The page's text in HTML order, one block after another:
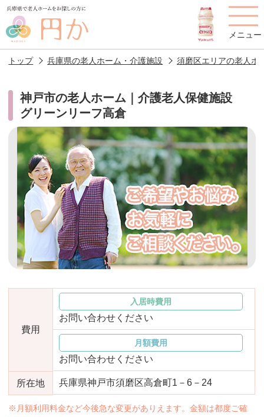
メニュー
老人ホームを
探す
円かについて
施設選びのポイント 施設をお探しの方へ
老人ホームの種類 よくあるご質問
スタッフ紹介 アクセス
相談者様の声 お役立ち情報
トップ 兵庫県の老人ホーム・介護施設 須磨区エリアの老人ホ
神戸市の老人ホーム｜介護老人保健施設
グリーンリーフ高倉
費用
入居時費用
お問い合わせください
月額費用
お問い合わせください
所在地 兵庫県神戸市須磨区高倉町1－6－24
※月額利用料金など今後急な変更がありえます。金額は都度ご確